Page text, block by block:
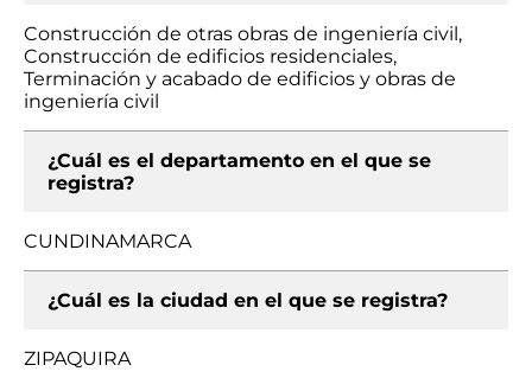
Construcción de otras obras de ingeniería civil,
Construcción de edificios residenciales,
Terminación y acabado de edificios y obras de
ingeniería civil
¿Cuál es el departamento en el que se
registra?
CUNDINAMARCA
¿Cuál es la ciudad en el que se registra?
ZIPAQUIRA